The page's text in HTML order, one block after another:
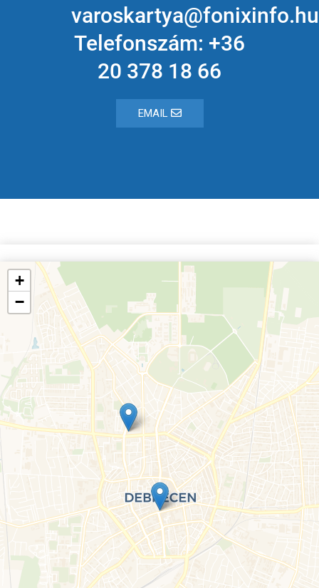
varoskartya@fonixinfo.hu
Telefonszám: +36
20 378 18 66
EMAIL
+
−